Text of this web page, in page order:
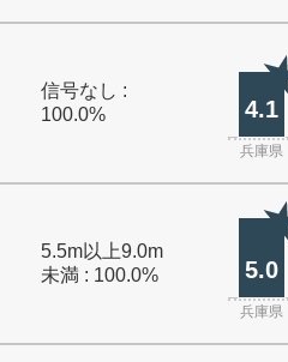
信号なし :
100.0%
4.1
兵庫県
5.5m以上9.0m
未満 : 100.0%
5.0
兵庫県